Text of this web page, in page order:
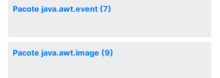
Pacote java.awt.event (7)
Pacote java.awt.image (9)